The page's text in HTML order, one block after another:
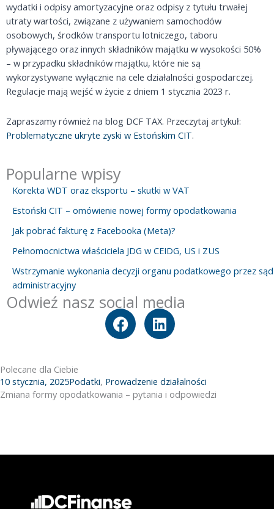
wydatki i odpisy amortyzacyjne oraz odpisy z tytułu trwałej
utraty wartości, związane z używaniem samochodów
osobowych, środków transportu lotniczego, taboru
pływającego oraz innych składników majątku w wysokości 50%
– w przypadku składników majątku, które nie są
wykorzystywane wyłącznie na cele działalności gospodarczej.
Regulacje mają wejść w życie z dniem 1 stycznia 2023 r.
Zapraszamy również na blog DCF TAX. Przeczytaj artykuł:
Problematyczne ukryte zyski w Estońskim CIT.
Popularne wpisy
Korekta WDT oraz eksportu – skutki w VAT
Estoński CIT – omówienie nowej formy opodatkowania
Jak pobrać fakturę z Facebooka (Meta)?
Pełnomocnictwa właściciela JDG w CEIDG, US i ZUS
Wstrzymanie wykonania decyzji organu podatkowego przez sąd
administracyjny
Odwieź nasz social media
F
a
b
o
L
i
e
d
Polecane dla Ciebie
10 stycznia, 2025Podatki, Prowadzenie działalności
Zmiana formy opodatkowania – pytania i odpowiedzi